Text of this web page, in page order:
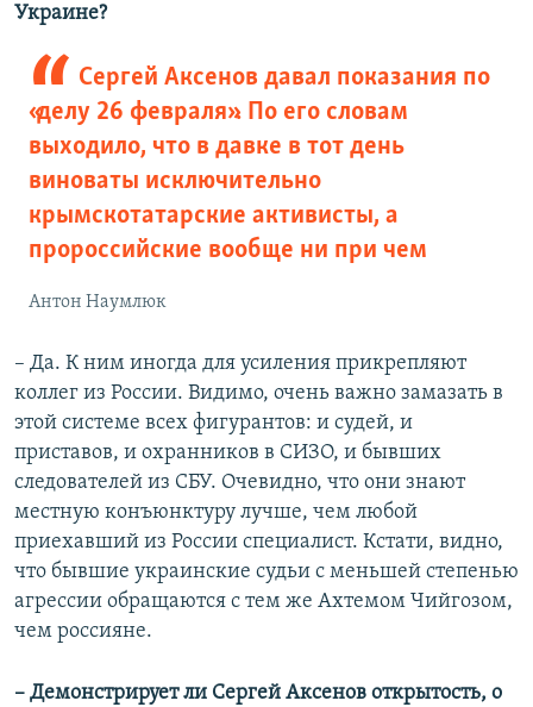
Украине?
Сергей Аксенов давал показания по
«делу 26 февраля». По его словам
выходило, что в давке в тот день
виноваты исключительно
крымскотатарские активисты, а
пророссийские вообще ни при чем
Антон Наумлюк
– Да. К ним иногда для усиления прикрепляют
коллег из России. Видимо, очень важно замазать в
этой системе всех фигурантов: и судей, и
приставов, и охранников в СИЗО, и бывших
следователей из СБУ. Очевидно, что они знают
местную конъюнктуру лучше, чем любой
приехавший из России специалист. Кстати, видно,
что бывшие украинские судьи с меньшей степенью
агрессии обращаются с тем же Ахтемом Чийгозом,
чем россияне.
– Демонстрирует ли Сергей Аксенов открытость, о